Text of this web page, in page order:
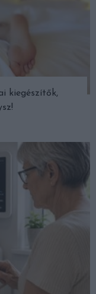
kiegészítők,